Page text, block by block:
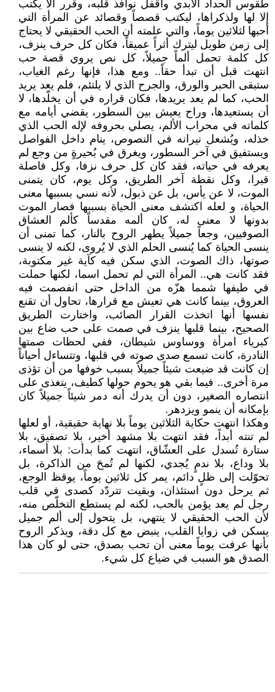
طقوس الحداد الأبدي وأقفل نوافذ قلبه، وقرر ألا يكتب
إلا لها ولذكراها، ليكتب قصصاً وقصائد عن المرأة التي
أحبها لثلاثين يوماً، والتي علمته أن الحب الحقيقي لا يحتاج
إلى زمن طويل ليترك أثراً عميقاً، فكان كل حرف ينزف،
كل كلمة تحمل ألماً جميلاً، كل نص يروي قصة حب
انتهت قبل أن تبدأ حقاً.. ومع هذا، فإنها رغم الغياب،
ستبقى الحبر والورق، والجرح الذي لا يلتئم، فلم يعد يريد
الحب، كما لم يعد يريدها، فكان قراره في أن يخلّدها، لا
أن يستعيدها، وراح يعيش بين السطور، يقضي أيامه مع
كلماته في محراب الألم، يصلي بحروفه لإله الحب الذي
خذله، ويُشعل نيرانه في النصوص، ينام داخل الفواصل
ويستفيق في آخر السطور، ويغرق في بُحيرةٍ من وجع لم
يعرفه في حياته، فقد كان كل حرف نزفا، وكل فاصلة
قبرا، وكل نقطة آخر الطريق، وكل يوم، كان يتمنى
الموت، لا عن يأس، بل عن ذبول، لأنه نسي بسببها معنى
الحياة، و لعله اكتشف معنى الحياة بسببها فصار الموت
بدونها لا معنى له، كان ألمه مقدساً كألم العشاق
الصوفيين، وجعاً جميلاً يطهر الروح بالنار، كما تمنى أن
ينسى الحياة كما يُنسى الحلم الذي لا يُروى، لكنه لا ينسى
صوتها، ذاك الصوت، الذي سكن فيه كآية غير مكتوبة،
فقد كانت هي.. المرأة التي لم تحمل اسما، لكنها حملت
في طيفها شمما هزّه من الداخل حتى انفصمت فيه
العروق، بينما كانت هي تعيش مع قرارها، تحاول أن تقنع
نفسها أنها اتخذت القرار الصائب، واختارت الطريق
الصحيح، بينما قلبها ينزف في صمت على حب ضاع بين
كبرياء امرأة ووساوس شيطان، ففي لحظات صمتها
النادرة، كانت تسمع صدى صوته في قلبها، وتتساءل أحياناً
إن كانت قد ضيعت شيئاً جميلاً بسبب خوفها من أن تؤذى
مرة أخرى.. فيما بقي هو يحوم حولها كطيف، يتغذى على
انتصاره الصغير، دون أن يدرك أنه دمر شيئاً جميلاً كان
بإمكانه أن ينمو ويزدهر.
وهكذا انتهت حكاية الثلاثين يوماً بلا نهاية حقيقية، أو لعلها
لم تنته أبداً، فقد انتهت بلا مشهد أخير، بلا تصفيق، بلا
ستارة تُسدل على العشّاق، انتهت كما بدأت: بلا أسماء،
بلا وداع، بلا ندمٍ يُجدي، لكنها لم تُمحَ من الذاكرة، بل
تحوّلت إلى ظلٍ دائم، يمر كل ثلاثين يوماً، يوقظ الوجع،
ثم يرحل دون استئذان، وبقيت تتردّد كصدى في قلب
رجل لم يعد يؤمن بالحب، لكنه لم يستطع التخلّص منه،
لأن الحب الحقيقي لا ينتهي، بل يتحول إلى ألم جميل
يسكن في زوايا القلب، ينبض مع كل دقة، ويذكر الروح
بأنها عرفت يوماً معنى أن تحب بصدق، حتى لو كان هذا
الصدق هو السبب في ضياع كل شيء.